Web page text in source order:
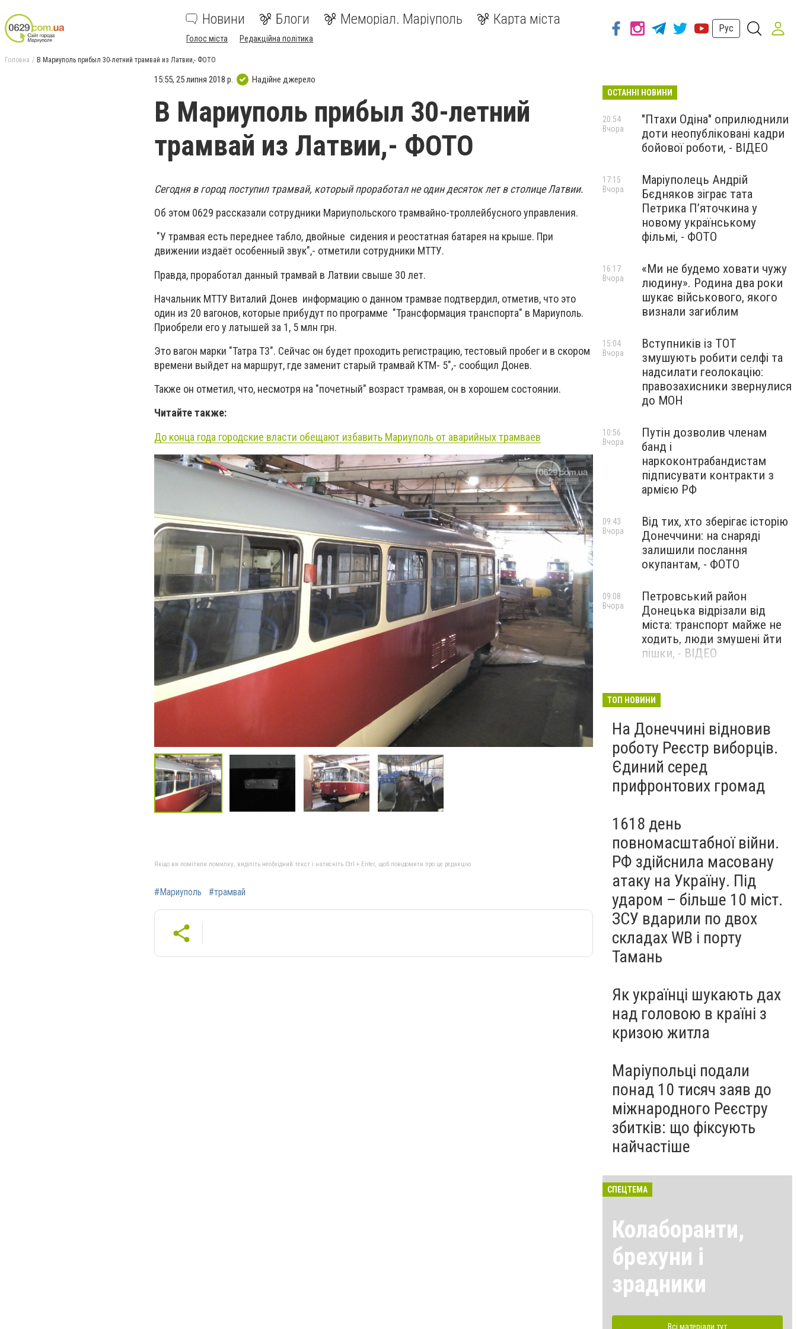
Новини Блоги Меморіал. Маріуполь Карта міста
Голос міста Редакційна політика
Рус
Головна В Мариуполь прибыл 30-летний трамвай из Латвии,- ФОТО
15:55, 25 липня 2018 р. Надійне джерело
В Мариуполь прибыл 30-летний
трамвай из Латвии,- ФОТО
Сегодня в город поступил трамвай, который проработал не один десяток лет в столице Латвии.
Об этом 0629 рассказали сотрудники Мариупольского трамвайно-троллейбусного управления.
"У трамвая есть переднее табло, двойные сидения и реостатная батарея на крыше. При
движении издаёт особенный звук",- отметили сотрудники МТТУ.
Правда, проработал данный трамвай в Латвии свыше 30 лет.
Начальник МТТУ Виталий Донев информацию о данном трамвае подтвердил, отметив, что это
один из 20 вагонов, которые прибудут по программе "Трансформация транспорта" в Мариуполь.
Приобрели его у латышей за 1, 5 млн грн.
Это вагон марки "Татра Т3". Сейчас он будет проходить регистрацию, тестовый пробег и в скором
времени выйдет на маршрут, где заменит старый трамвай КТМ- 5",- сообщил Донев.
Также он отметил, что, несмотря на "почетный" возраст трамвая, он в хорошем состоянии.
Читайте также:
До конца года городские власти обещают избавить Мариуполь от аварийныхтрамваев
Якщо ви помітили помилку, виділіть необхідний текст і натисніть Ctrl + Enter, щоб повідомити про це редакцію
#Мариуполь #трамвай
ОСТАННІ НОВИНИ
"Птахи Одіна" оприлюднили
доти неопубліковані кадри
бойової роботи, - ВІДЕО
20:54
Вчора
Маріуполець Андрій
Бєдняков зіграє тата
Петрика П’яточкина у
новому українському
фільмі, - ФОТО
17:15
Вчора
«Ми не будемо ховати чужу
людину». Родина два роки
шукає військового, якого
визнали загиблим
16:17
Вчора
Вступників із ТОТ
змушують робити селфі та
надсилати геолокацію:
правозахисники звернулися
до МОН
15:04
Вчора
Путін дозволив членам
банд і
наркоконтрабандистам
підписувати контракти з
армією РФ
10:56
Вчора
Від тих, хто зберігає історію
Донеччини: на снаряді
залишили послання
окупантам, - ФОТО
09:43
Вчора
Петровський район
Донецька відрізали від
міста: транспорт майже не
ходить, люди змушені йти
пішки, - ВІДЕО
09:08
Вчора
війни. РФ вдарила
столиці. 15 людей загинули.
В Росії палають
енергопідстанції та
черговий WB
Вчора
ТОП НОВИНИ
На Донеччині відновив
роботу Реєстр виборців.
Єдиний серед
прифронтових громад
1618 день
повномасштабної війни.
РФ здійснила масовану
атаку на Україну. Під
ударом – більше 10 міст.
ЗСУ вдарили по двох
складах WB і порту
Тамань
Як українці шукають дах
над головою в країні з
кризою житла
Маріупольці подали
понад 10 тисяч заяв до
міжнародного Реєстру
збитків: що фіксують
найчастіше
СПЕЦТЕМА
Колаборанти,
брехуни і
зрадники
Всі матеріали тут